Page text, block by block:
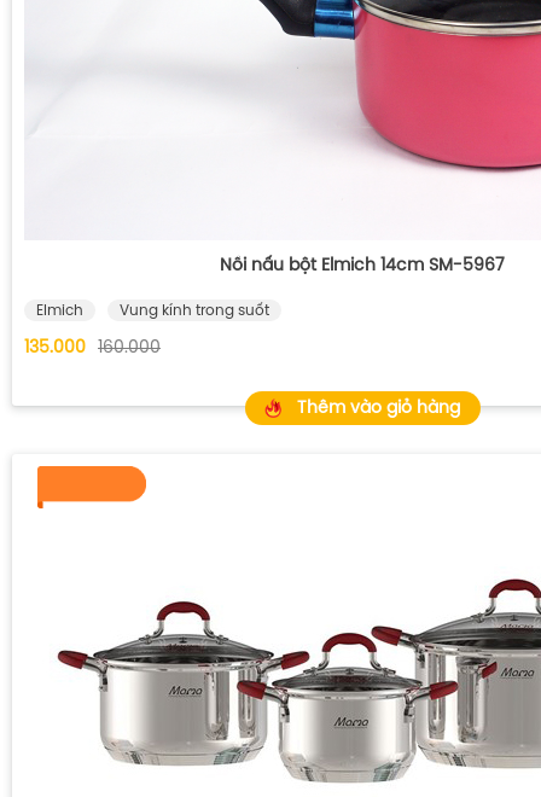
Nồi nấu bột Elmich 14cm SM-5967
Elmich Vung kính trong suốt
135.000 160.000
Thêm vào giỏ hàng